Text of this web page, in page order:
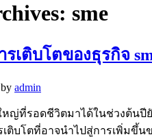
sme
เติบโตของธุรกิจ
by admin
หญ่ที่รอดชีวิตมาได้ในช่วงต้นปี
ติบโตที่อาจนำไปสู่การเพิ่มขึ้